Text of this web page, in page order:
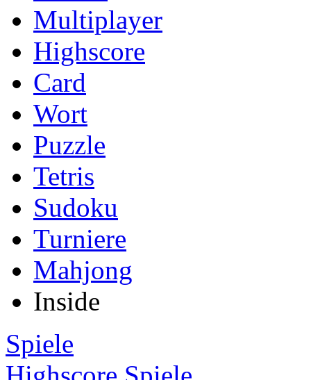
Multiplayer
Highscore
Card
Wort
Puzzle
Tetris
Sudoku
Turniere
Mahjong
Inside
Spiele